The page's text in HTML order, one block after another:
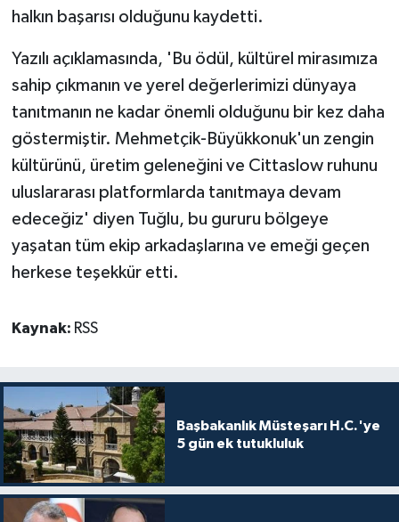
halkın başarısı olduğunu kaydetti.
Yazılı açıklamasında, 'Bu ödül, kültürel mirasımıza
sahip çıkmanın ve yerel değerlerimizi dünyaya
tanıtmanın ne kadar önemli olduğunu bir kez daha
göstermiştir. Mehmetçik-Büyükkonuk'un zengin
kültürünü, üretim geleneğini ve Cittaslow ruhunu
uluslararası platformlarda tanıtmaya devam
edeceğiz' diyen Tuğlu, bu gururu bölgeye
yaşatan tüm ekip arkadaşlarına ve emeği geçen
herkese teşekkür etti.
Kaynak: RSS
Başbakanlık Müsteşarı H.C.'ye
5 gün ek tutukluluk